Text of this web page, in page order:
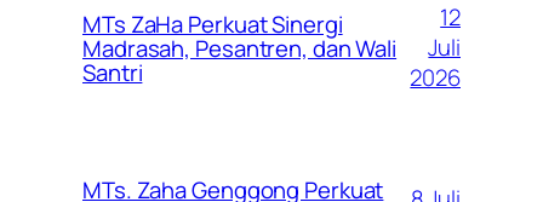
MTs ZaHa Perkuat Sinergi
Madrasah, Pesantren, dan Wali
Santri
12
Juli
2026
MTs. Zaha Genggong Perkuat